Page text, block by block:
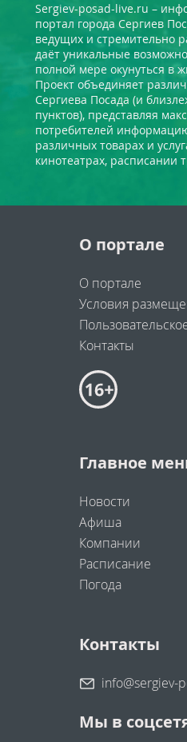
Sergiev-posad-live.ru –
портал города Сергиев
ведущих и стремительно
даёт уникальные
полной мере окунуться в
Проект объединяет
Сергиева Посада (и
пунктов), представляя
потребителей
различных товарах и
кинотеатрах, расписании
О портале
О портале
Условия
Контакты
Главное
Новости
Афиша
Компании
Расписание
Погода
Контакты
info@sergiev-
Мы в